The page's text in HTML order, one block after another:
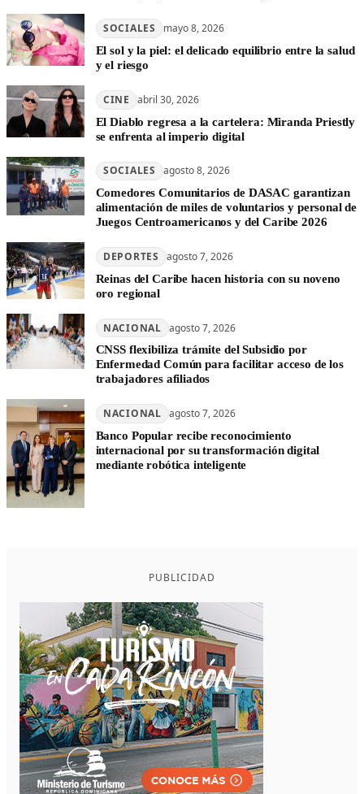
SOCIALES mayo 8, 2026
El sol y la piel: el delicado equilibrio entre la salud
y el riesgo
CINE abril 30, 2026
El Diablo regresa a la cartelera: Miranda Priestly
se enfrenta al imperio digital
SOCIALES agosto 8, 2026
Comedores Comunitarios de DASAC garantizan
alimentación de miles de voluntarios y personal de
Juegos Centroamericanos y del Caribe 2026
DEPORTES agosto 7, 2026
Reinas del Caribe hacen historia con su noveno
oro regional
NACIONAL agosto 7, 2026
CNSS flexibiliza trámite del Subsidio por
Enfermedad Común para facilitar acceso de los
trabajadores afiliados
NACIONAL agosto 7, 2026
Banco Popular recibe reconocimiento
internacional por su transformación digital
mediante robótica inteligente
PUBLICIDAD